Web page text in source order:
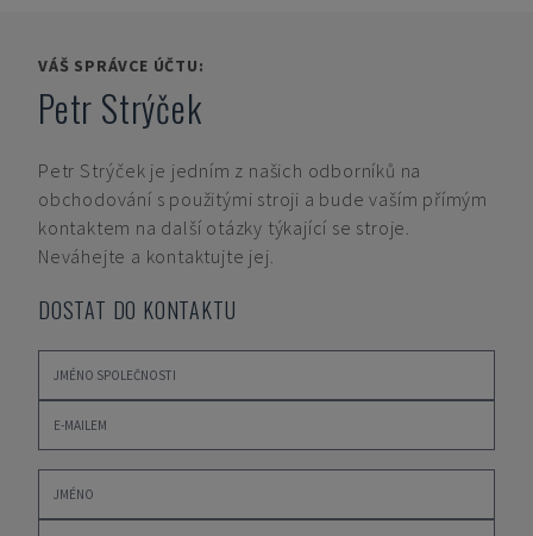
VÁŠ SPRÁVCE ÚČTU:
Petr Strýček
Petr Strýček je jedním z našich odborníků na
obchodování s použitými stroji a bude vaším přímým
kontaktem na další otázky týkající se stroje.
Neváhejte a kontaktujte jej.
DOSTAT DO KONTAKTU